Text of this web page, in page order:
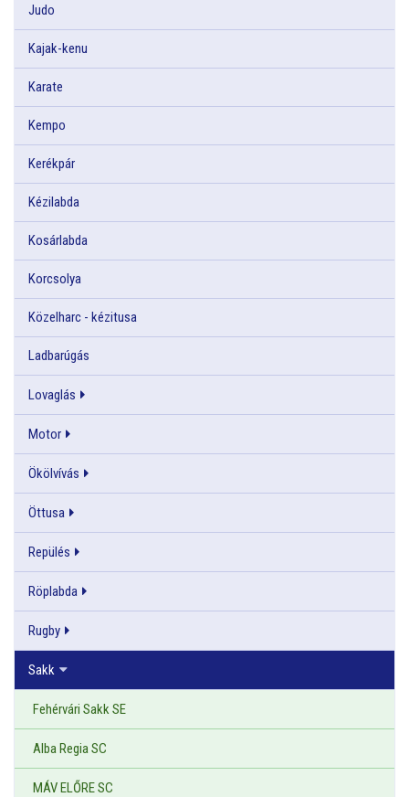
Judo
Kajak-kenu
Karate
Kempo
Kerékpár
Kézilabda
Kosárlabda
Korcsolya
Közelharc - kézitusa
Ladbarúgás
Lovaglás
Motor
Ökölvívás
Öttusa
Repülés
Röplabda
Rugby
Sakk
Fehérvári Sakk SE
Alba Regia SC
MÁV ELŐRE SC